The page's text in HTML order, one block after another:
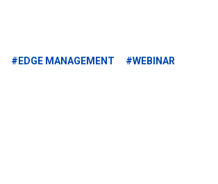
#EDGE MANAGEMENT #WEBINAR